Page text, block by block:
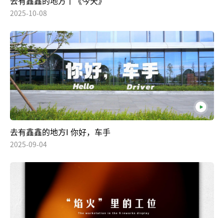
2025-10-08
去有鑫鑫的地方I 你好，车手
2025-09-04